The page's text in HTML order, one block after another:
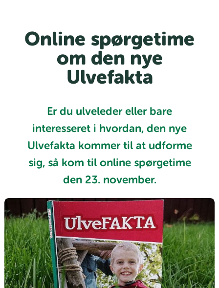
Online spørgetime
om den nye
Ulvefakta
Er du ulveleder eller bare
interesseret i hvordan, den nye
Ulvefakta kommer til at udforme
sig, så kom til online spørgetime
den 23. november.